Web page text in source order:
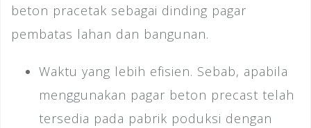
beton pracetak sebagai dinding pagar
pembatas lahan dan bangunan.
Waktu yang lebih efisien. Sebab, apabila
menggunakan pagar beton precast telah
tersedia pada pabrik poduksi dengan